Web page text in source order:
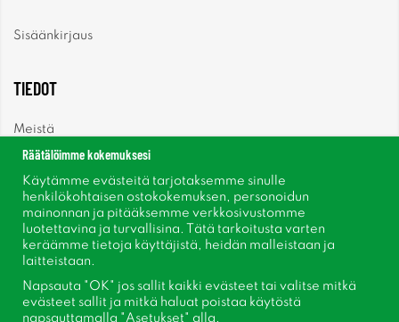
Sisäänkirjaus
TIEDOT
Meistä
Uutiskirje
Tietoja evästeistä
Inspiraatiota
Räätälöimme kokemuksesi
Käytämme evästeitä tarjotaksemme sinulle
henkilökohtaisen ostokokemuksen, personoidun
mainonnan ja pitääksemme verkkosivustomme
luotettavina ja turvallisina. Tätä tarkoitusta varten
keräämme tietoja käyttäjistä, heidän malleistaan ​​ja
laitteistaan.
Napsauta "OK" jos sallit kaikki evästeet tai valitse mitkä
evästeet sallit ja mitkä haluat poistaa käytöstä
napsauttamalla "Asetukset" alla.